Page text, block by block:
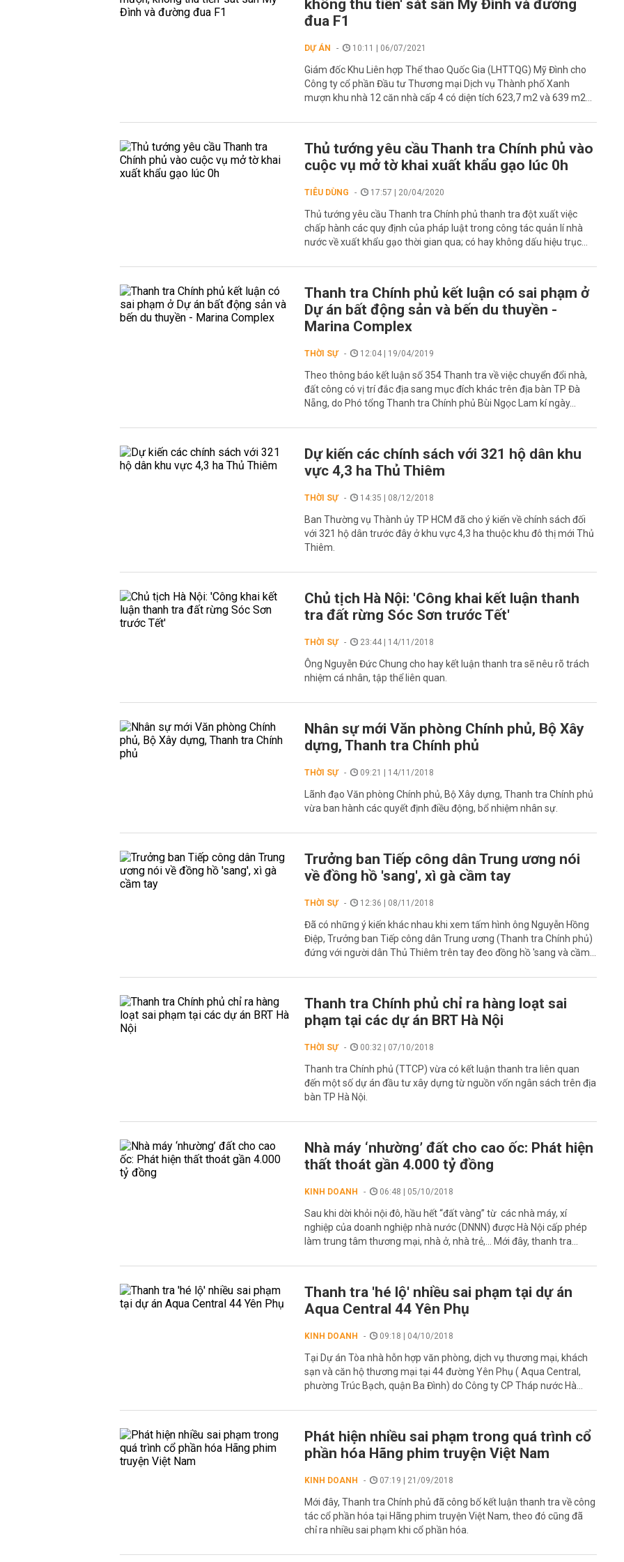
không thu tiền' sát sân Mỹ Đình và đường
đua F1
DỰ ÁN 10:11 | 06/07/2021
Giám đốc Khu Liên hợp Thể thao Quốc Gia (LHTTQG) Mỹ Đình cho
Công ty cổ phần Đầu tư Thương mại Dịch vụ Thành phố Xanh
mượn khu nhà 12 căn nhà cấp 4 có diện tích 623,7 m2 và 639 m2...
Thủ tướng yêu cầu Thanh tra Chính phủ vào
cuộc vụ mở tờ khai xuất khẩu gạo lúc 0h
TIÊU DÙNG 17:57 | 20/04/2020
Thủ tướng yêu cầu Thanh tra Chính phủ thanh tra đột xuất việc
chấp hành các quy định của pháp luật trong công tác quản lí nhà
nước về xuất khẩu gạo thời gian qua; có hay không dấu hiệu trục...
Thanh tra Chính phủ kết luận có sai phạm ở
Dự án bất động sản và bến du thuyền -
Marina Complex
THỜI SỰ 12:04 | 19/04/2019
Theo thông báo kết luận số 354 Thanh tra về việc chuyển đổi nhà,
đất công có vị trí đắc địa sang mục đích khác trên địa bàn TP Đà
Nẵng, do Phó tổng Thanh tra Chính phủ Bùi Ngọc Lam kí ngày...
Dự kiến các chính sách với 321 hộ dân khu
vực 4,3 ha Thủ Thiêm
THỜI SỰ 14:35 | 08/12/2018
Ban Thường vụ Thành ủy TP HCM đã cho ý kiến về chính sách đối
với 321 hộ dân trước đây ở khu vực 4,3 ha thuộc khu đô thị mới Thủ
Thiêm.
Chủ tịch Hà Nội: 'Công khai kết luận thanh
tra đất rừng Sóc Sơn trước Tết'
THỜI SỰ 23:44 | 14/11/2018
Ông Nguyễn Đức Chung cho hay kết luận thanh tra sẽ nêu rõ trách
nhiệm cá nhân, tập thể liên quan.
Nhân sự mới Văn phòng Chính phủ, Bộ Xây
dựng, Thanh tra Chính phủ
THỜI SỰ 09:21 | 14/11/2018
Lãnh đạo Văn phòng Chính phủ, Bộ Xây dựng, Thanh tra Chính phủ
vừa ban hành các quyết định điều động, bổ nhiệm nhân sự.
Trưởng ban Tiếp công dân Trung ương nói
về đồng hồ 'sang', xì gà cầm tay
THỜI SỰ 12:36 | 08/11/2018
Đã có những ý kiến khác nhau khi xem tấm hình ông Nguyễn Hồng
Điệp, Trưởng ban Tiếp công dân Trung ương (Thanh tra Chính phủ)
đứng với người dân Thủ Thiêm trên tay đeo đồng hồ 'sang và cầm...
Thanh tra Chính phủ chỉ ra hàng loạt sai
phạm tại các dự án BRT Hà Nội
THỜI SỰ 00:32 | 07/10/2018
Thanh tra Chính phủ (TTCP) vừa có kết luận thanh tra liên quan
đến một số dự án đầu tư xây dựng từ nguồn vốn ngân sách trên địa
bàn TP Hà Nội.
Nhà máy ‘nhường’ đất cho cao ốc: Phát hiện
thất thoát gần 4.000 tỷ đồng
KINH DOANH 06:48 | 05/10/2018
Sau khi dời khỏi nội đô, hầu hết “đất vàng” từ các nhà máy, xí
nghiệp của doanh nghiệp nhà nước (DNNN) được Hà Nội cấp phép
làm trung tâm thương mại, nhà ở, nhà trẻ,... Mới đây, thanh tra...
Thanh tra 'hé lộ' nhiều sai phạm tại dự án
Aqua Central 44 Yên Phụ
KINH DOANH 09:18 | 04/10/2018
Tại Dự án Tòa nhà hỗn hợp văn phòng, dịch vụ thương mại, khách
sạn và căn hộ thương mại tại 44 đường Yên Phụ ( Aqua Central,
phường Trúc Bạch, quận Ba Đình) do Công ty CP Tháp nước Hà...
Phát hiện nhiều sai phạm trong quá trình cổ
phần hóa Hãng phim truyện Việt Nam
KINH DOANH 07:19 | 21/09/2018
Mới đây, Thanh tra Chính phủ đã công bố kết luận thanh tra về công
tác cổ phần hóa tại Hãng phim truyện Việt Nam, theo đó cũng đã
chỉ ra nhiều sai phạm khi cổ phần hóa.